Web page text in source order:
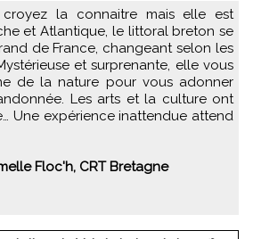
et Atlantique, le littoral breton se
de France, changeant selon les
et surprenante, elle vous
de la nature pour vous adonner
Les arts et la culture ont
Une expérience inattendue attend
Floc'h, CRT Bretagne